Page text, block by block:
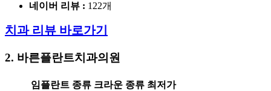
네이버 리뷰 : 122개
치과 리뷰 바로가기
2. 바른플란트치과의원
임플란트 종류 크라운 종류 최저가